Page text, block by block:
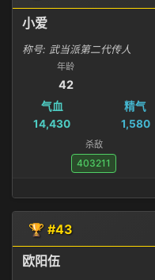
小爱
称号: 武当派第二代传人
年龄
42
气血
14,430
精气
1,580
杀敌
403211
🏆 #43
欧阳伍